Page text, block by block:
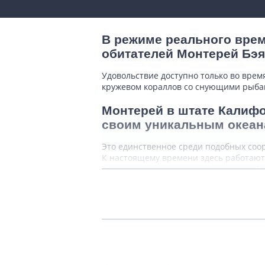
В режиме реального
обитателей Монтерей
Удовольствие доступно только во
кружевом кораллов со снующими
Монтерей в штате
своим уникальным
Это единственное среди подобных
К настоящему времени здесь
финансировании частными лицами.